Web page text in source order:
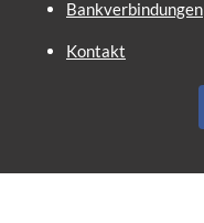
Bankverbindungen
Kontakt